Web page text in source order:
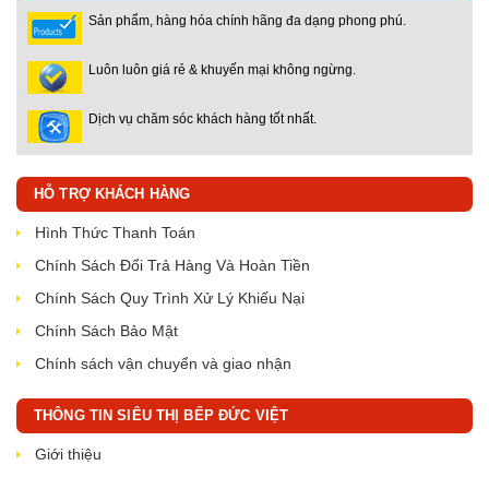
Sản phẩm, hàng hóa chính hãng đa dạng phong phú.
Luôn luôn giá rẻ & khuyến mại không ngừng.
Dịch vụ chăm sóc khách hàng tốt nhất.
HỖ TRỢ KHÁCH HÀNG
Hình Thức Thanh Toán
Chính Sách Đổi Trả Hàng Và Hoàn Tiền
Chính Sách Quy Trình Xử Lý Khiếu Nại
Chính Sách Bảo Mật
Chính sách vận chuyển và giao nhận
THÔNG TIN SIÊU THỊ BẾP ĐỨC VIỆT
Giới thiệu